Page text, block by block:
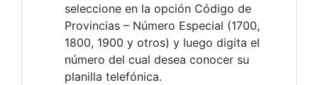
seleccione en la opción Código de
Provincias – Número Especial (1700,
1800, 1900 y otros) y luego digita el
número del cual desea conocer su
planilla telefónica.